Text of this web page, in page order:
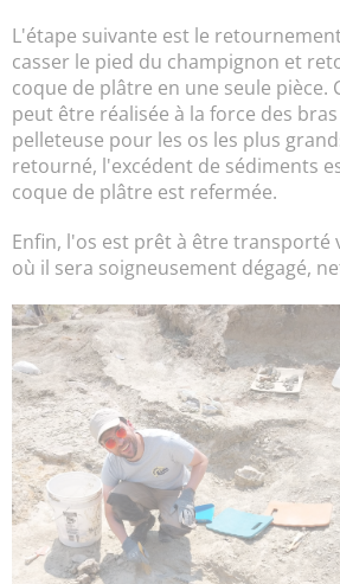
L'étape suivante est le
casser le pied du champignon et
coque de plâtre en une seule pièce.
peut être réalisée à la force des
pelleteuse pour les os les plus
retourné, l'excédent de sédiments
coque de plâtre est refermée.
Enfin, l'os est prêt à être transporté
où il sera soigneusement dégagé,